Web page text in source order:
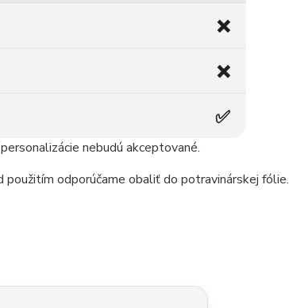
❌
❌
✅
nebudú akceptované.
použitím odporúčame obaliť do potravinárskej fólie.